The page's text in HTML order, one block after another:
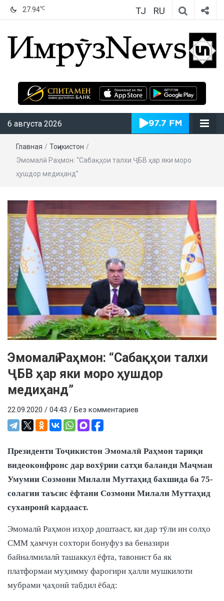
27.94℃ TJ RU
ИмрӯзNews
6 августа 2026
Главная / Тоҷикистон /
Эмомалӣ Раҳмон: “Сабақҳои талхи ҶБВ ҳар яки моро
ҳушдор медиҳанд”
Эмомалӣ Раҳмон: “Сабақҳои талхи
ҶБВ ҳар яки моро ҳушдор
медиҳанд”
22.09.2020 / 04:43 / Без комментариев
Президенти Тоҷикистон Эмомалӣ Раҳмон тариқи
видеоконфронс дар вохӯрии сатҳи баланди Маҷмаи
Умумии Созмони Милали Муттаҳид бахшида ба 75-
солагии таъсис ёфтани Созмони Милали Муттаҳид
суханронӣ кардааст.
Эмомалӣ Раҳмон изҳор доштааст, ки дар тӯли ин солҳо
СММ ҳамчун сохтори бонуфуз ва беназири
байналмилалӣ ташаккул ёфта, тавонист ба як
платформаи муҳимму фарогири ҳалли мушкилоти
мубрами ҷаҳонӣ табдил ёбад: